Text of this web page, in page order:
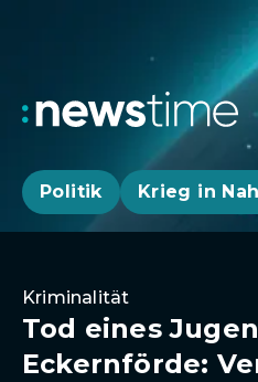
Politik Krieg in
Kriminalität
Tod eines
Eckernförde: